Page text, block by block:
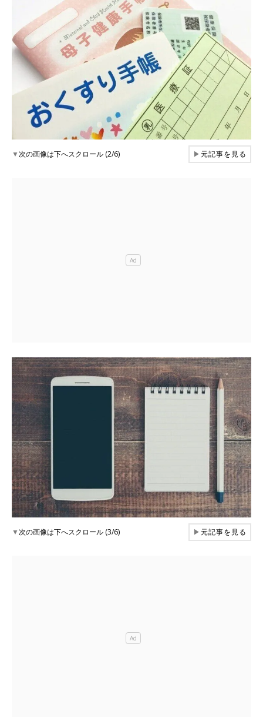
▼次の画像は下へスクロール (2/6) ▶元記事を見る
▼次の画像は下へスクロール (3/6) ▶元記事を見る